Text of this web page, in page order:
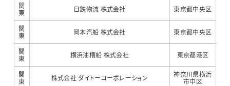
関
東
日鉄物流 株式会社 東京都中央区
関
東
岡本汽船 株式会社 東京都中央区
関
東
横浜油槽船 株式会社 東京都港区
関
東
株式会社 ダイトーコーポレーション
神奈川県横浜
市中区